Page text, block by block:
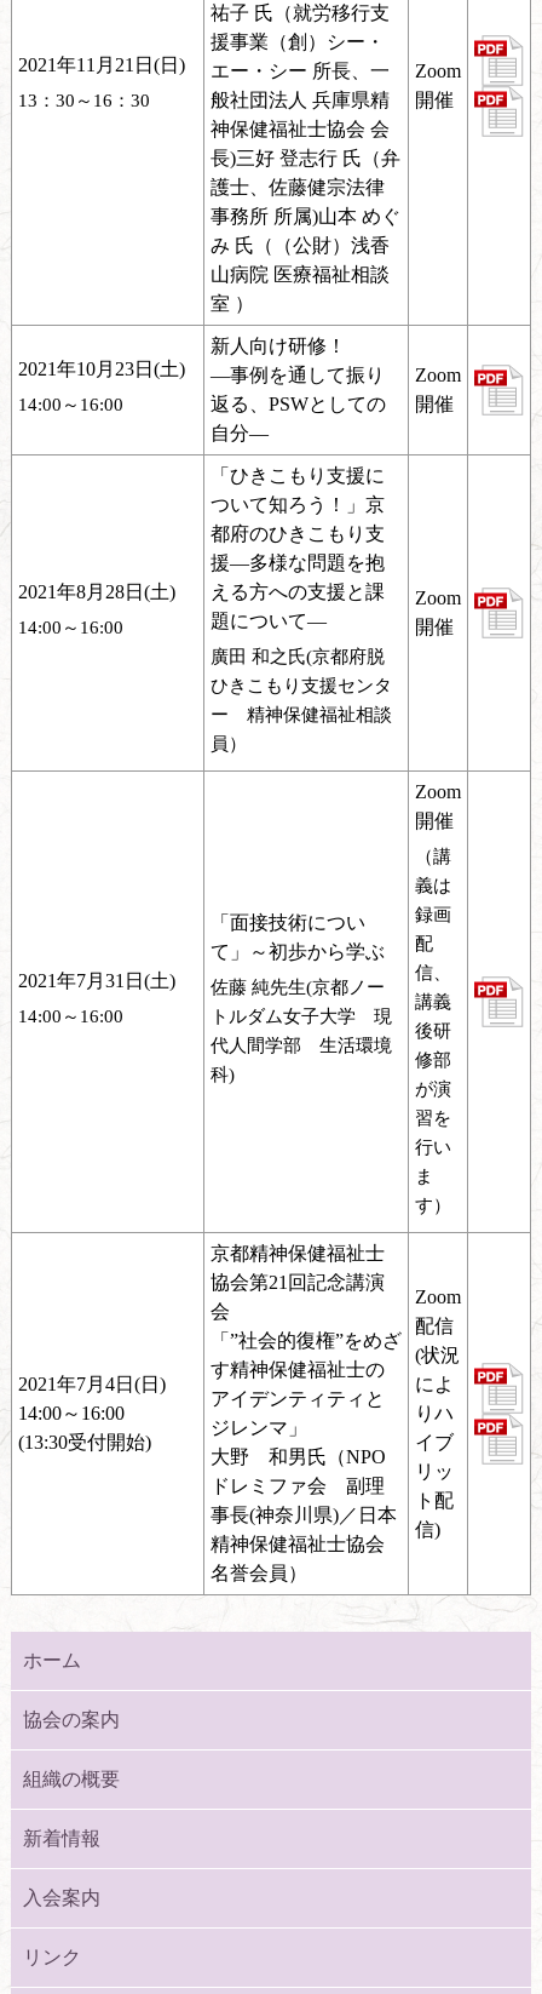
2021年11月21日(日)
13：30～16：30
祐子 氏（就労移行支
援事業（創）シー・
エー・シー 所長、一
般社団法人 兵庫県精
神保健福祉士協会 会
長)三好 登志行 氏（弁
護士、佐藤健宗法律
事務所 所属)山本 めぐ
み 氏（（公財）浅香
山病院 医療福祉相談
室 ）
Zoom
開催
2021年10月23日(土)
14:00～16:00
新人向け研修！
―事例を通して振り
返る、PSWとしての
自分―
Zoom
開催
2021年8月28日(土)
14:00～16:00
「ひきこもり支援に
ついて知ろう！」京
都府のひきこもり支
援—多様な問題を抱
える方への支援と課
題について—
廣田 和之氏(京都府脱
ひきこもり支援センタ
ー 精神保健福祉相談
員）
Zoom
開催
2021年7月31日(土)
14:00～16:00
「面接技術につい
て」～初歩から学ぶ
佐藤 純先生(京都ノー
トルダム女子大学 現
代人間学部 生活環境
科)
Zoom
開催
（講
義は
録画
配
信、
講義
後研
修部
が演
習を
行い
ま
す）
2021年7月4日(日)
14:00～16:00
(13:30受付開始)
京都精神保健福祉士
協会第21回記念講演
会
「”社会的復権”をめざ
す精神保健福祉士の
アイデンティティと
ジレンマ」
大野 和男氏（NPO
ドレミファ会 副理
事長(神奈川県)／日本
精神保健福祉士協会
名誉会員）
Zoom
配信
(状況
によ
りハ
イブ
リッ
ト配
信)
ホーム
協会の案内
組織の概要
新着情報
入会案内
リンク